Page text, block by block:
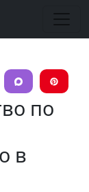
по
в